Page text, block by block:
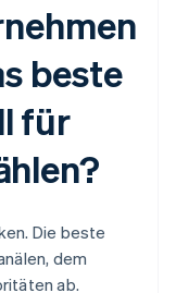
beste
für
Die beste
dem
ab.